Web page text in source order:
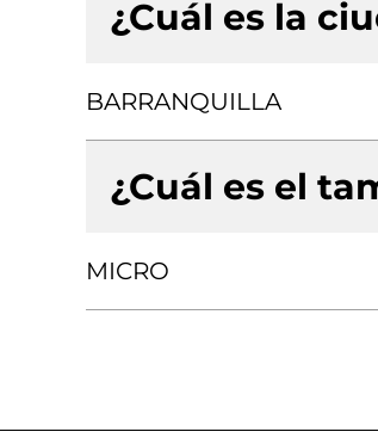
¿Cuál es la
BARRANQUILLA
¿Cuál es el
MICRO